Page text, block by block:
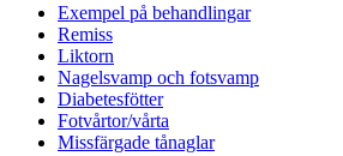
Exempel på behandlingar
Remiss
Liktorn
Nagelsvamp och fotsvamp
Diabetesfötter
Fotvårtor/vårta
Missfärgade tånaglar